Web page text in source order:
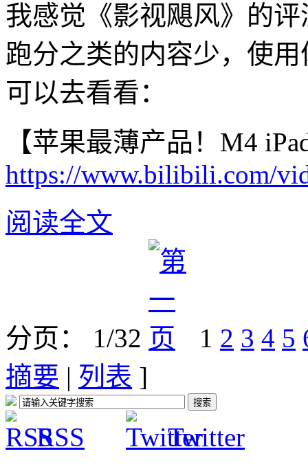
我感觉《影视飓风》的
跑分之类的内容少，使
可以去看看：
【苹果最薄产品！M4
https://www.bilibili.com/
阅读全文
分页： 1/32 1 2 3 4 5
摘要 | 列表 ]
RSS Twitter